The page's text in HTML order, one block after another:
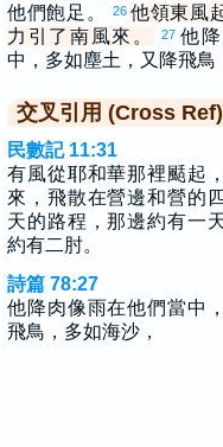
他們飽足。
26 他領東風
力引了南風來。
27 他
中，多如塵土，又降飛
交叉引用 (Cross Ref)
民數記 11:31
有風從耶和華那裡颳起
來，飛散在營邊和營的
天的路程，那邊約有一
約有二肘。
詩篇 78:27
他降肉像雨在他們當中
飛鳥，多如海沙，